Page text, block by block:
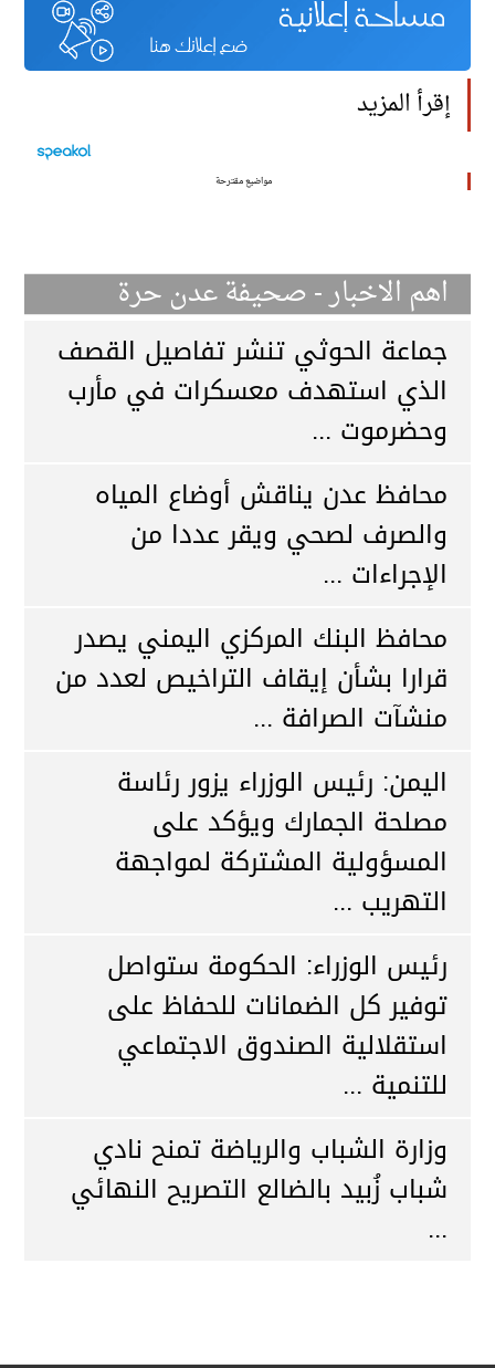
إقرأ المزيد
مواضيع مقترحة
اهم الاخبار - صحيفة عدن حرة
جماعة الحوثي تنشر تفاصيل القصف
الذي استهدف معسكرات في مأرب
وحضرموت ...
محافظ عدن يناقش أوضاع المياه
والصرف لصحي ويقر عددا من
الإجراءات ...
محافظ البنك المركزي اليمني يصدر
قرارا بشأن إيقاف التراخيص لعدد من
منشآت الصرافة ...
اليمن: رئيس الوزراء يزور رئاسة
مصلحة الجمارك ويؤكد على
المسؤولية المشتركة لمواجهة
التهريب ...
رئيس الوزراء: الحكومة ستواصل
توفير كل الضمانات للحفاظ على
استقلالية الصندوق الاجتماعي
للتنمية ...
وزارة الشباب والرياضة تمنح نادي
شباب زُبيد بالضالع التصريح النهائي
...